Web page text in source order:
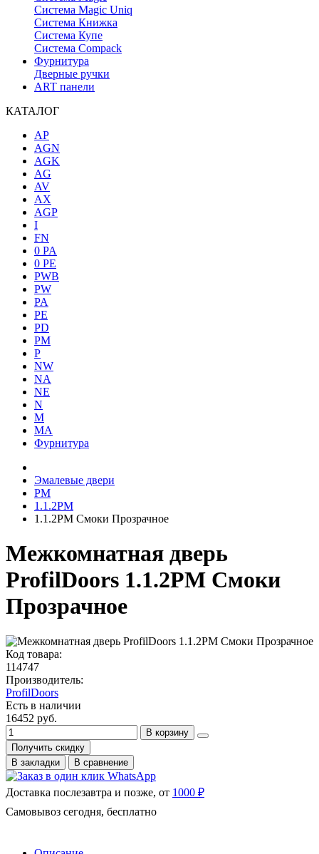
Система Magic Uniq
Система Книжка
Система Купе
Система Compack
Фурнитура
Дверные ручки
ART панели
КАТАЛОГ
AP
AGN
AGK
AG
AV
AX
AGP
I
FN
0 PA
0 PE
PWB
PW
PA
PE
PD
PM
P
NW
NA
NE
N
M
MA
Фурнитура
Эмалевые двери
PM
1.1.2PM
1.1.2PM Смоки Прозрачное
Межкомнатная дверь
ProfilDoors 1.1.2PM Смоки
Прозрачное
Код товара:
114747
Производитель:
ProfilDoors
Есть в наличии
16452 руб.
В корзину
Получить скидку
В закладки
В сравнение
Доставка послезавтра и позже, от 1000 ₽
Самовывоз сегодня, бесплатно